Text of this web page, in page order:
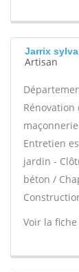
Jarrix
Artisan
Rénovation
Entretien
jardin -
béton /
Voir la